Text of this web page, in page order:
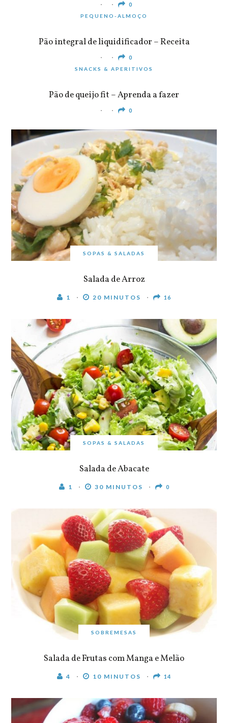
0
PEQUENO-ALMOÇO
Pão integral de liquidificador – Receita
0
SNACKS & APERITIVOS
Pão de queijo fit – Aprenda a fazer
0
SOPAS & SALADAS
Salada de Arroz
1 20 MINUTOS 16
SOPAS & SALADAS
Salada de Abacate
1 30 MINUTOS 0
SOBREMESAS
Salada de Frutas com Manga e Melão
4 10 MINUTOS 14